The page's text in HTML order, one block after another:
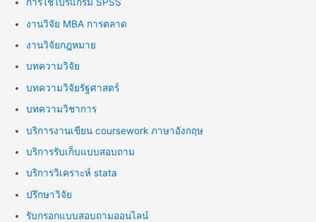
งานวิจัย MBA การตลาด
งานวิจัยกฎหมาย
บทความวิจัย
บทความวิจัยรัฐศาสตร์
บทความวิชาการ
บริการงานเขียน coursework ภาษาอังกฤษ
บริการรับเก็บแบบสอบถาม
บริการวิเคราะห์ stata
ปรึกษาวิจัย
รับกรอกแบบสอบถามออนไลน์